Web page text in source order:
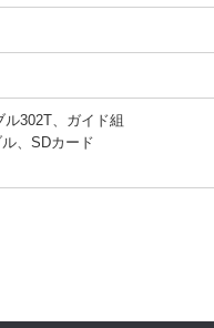
302T、ガイド組
、SDカード